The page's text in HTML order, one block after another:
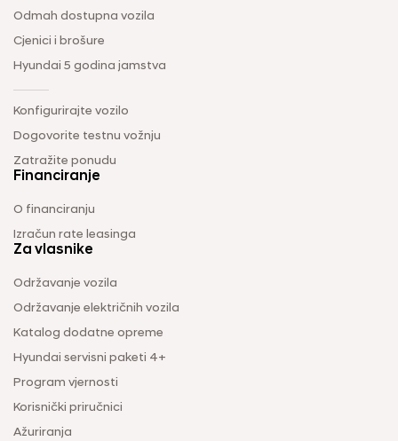
Odmah dostupna vozila
Cjenici i brošure
Hyundai 5 godina jamstva
Konfigurirajte vozilo
Dogovorite testnu vožnju
Zatražite ponudu
Financiranje
O financiranju
Izračun rate leasinga
Za vlasnike
Održavanje vozila
Održavanje električnih vozila
Katalog dodatne opreme
Hyundai servisni paketi 4+
Program vjernosti
Korisnički priručnici
Ažuriranja